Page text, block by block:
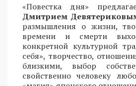
«Повестка дня»
Дмитрием
размышления о жизни,
времени и смерти
конкретной культурной
себя», творчество,
близкими, выбор
свойственно человеку